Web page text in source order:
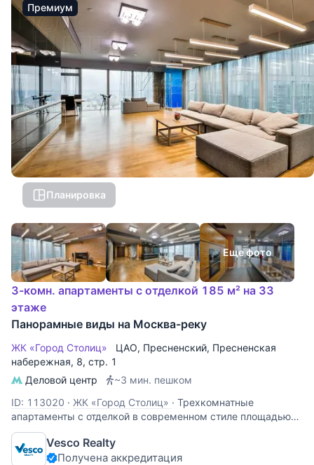
Премиум
Планировка
Еще фото
3-комн. апартаменты с отделкой 185 м² на 33
этаже
Панорамные виды на Москва-реку
ЖК «Город Столиц» ЦАО, Пресненский, Пресненская
набережная, 8, стр. 1
Деловой центр
~3 мин. пешком
ID: 113020 · ЖК «Город Столиц» · Трехкомнатные
апартаменты с отделкой в современном стиле площадью
185 кв.м. Расположены на 33 этаже Башни Москва МФК
Город столиц. Планировка: кухня-гостиная, спальня со
своей ванной комнатой, кабинет, гостевой санузел,
Vesco Realty
Получена аккредитация